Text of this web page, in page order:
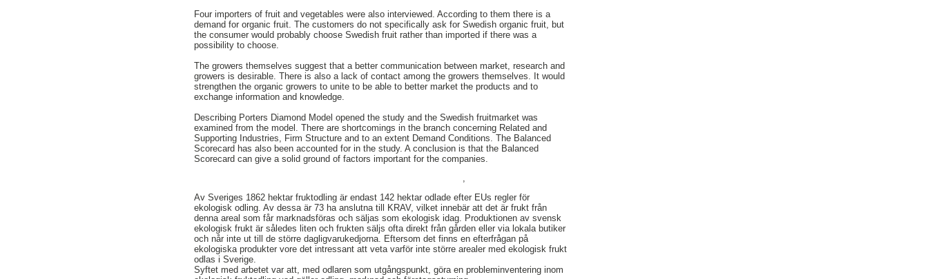
Four importers of fruit and vegetables were also interviewed. According to them there is a
demand for organic fruit. The customers do not specifically ask for Swedish organic fruit, but
the consumer would probably choose Swedish fruit rather than imported if there was a
possibility to choose.
The growers themselves suggest that a better communication between market, research and
growers is desirable. There is also a lack of contact among the growers themselves. It would
strengthen the organic growers to unite to be able to better market the products and to
exchange information and knowledge.
Describing Porters Diamond Model opened the study and the Swedish fruitmarket was
examined from the model. There are shortcomings in the branch concerning Related and
Supporting Industries, Firm Structure and to an extent Demand Conditions. The Balanced
Scorecard has also been accounted for in the study. A conclusion is that the Balanced
Scorecard can give a solid ground of factors important for the companies.
Av Sveriges 1862 hektar fruktodling är endast 142 hektar odlade efter EUs regler för
ekologisk odling. Av dessa är 73 ha anslutna till KRAV, vilket innebär att det är frukt från
denna areal som får marknadsföras och säljas som ekologisk idag. Produktionen av svensk
ekologisk frukt är således liten och frukten säljs ofta direkt från gården eller via lokala butiker
och når inte ut till de större dagligvarukedjorna. Eftersom det finns en efterfrågan på
ekologiska produkter vore det intressant att veta varför inte större arealer med ekologisk frukt
odlas i Sverige.
Syftet med arbetet var att, med odlaren som utgångspunkt, göra en probleminventering inom